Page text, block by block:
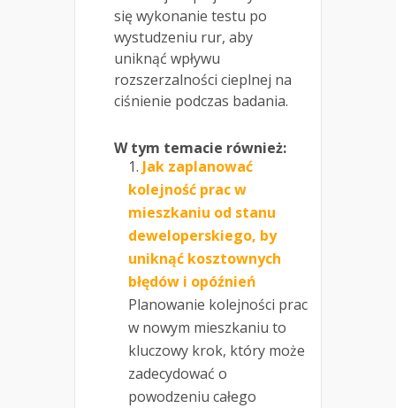
się wykonanie testu po
wystudzeniu rur, aby
uniknąć wpływu
rozszerzalności cieplnej na
ciśnienie podczas badania.
W tym temacie również:
Jak zaplanować
kolejność prac w
mieszkaniu od stanu
deweloperskiego, by
uniknąć kosztownych
błędów i opóźnień
Planowanie kolejności prac
w nowym mieszkaniu to
kluczowy krok, który może
zadecydować o
powodzeniu całego